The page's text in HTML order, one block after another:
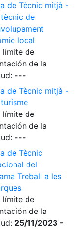
de Tècnic mitjà -
de
local
límite de
de la
---
de Tècnic mitjà -
límite de
de la
---
de Tècnic
del
Treball a les
límite de
de la
25/11/2023 -